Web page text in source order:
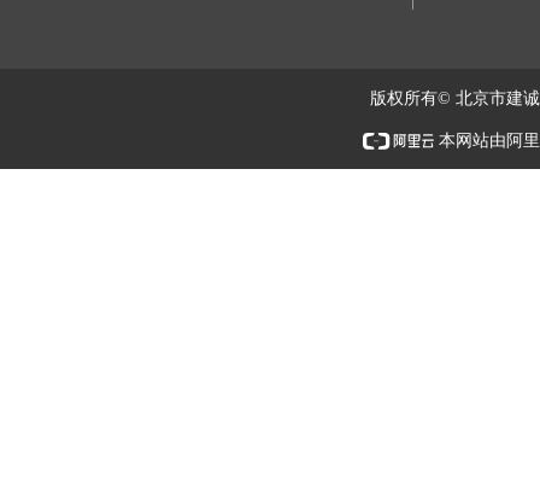
版权所有© 北京市建
本网站由阿